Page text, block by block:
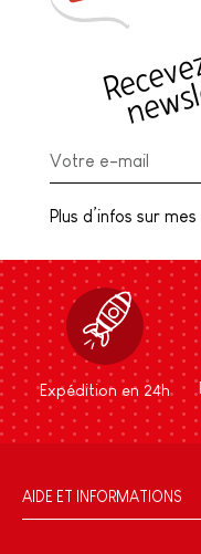
Plus d’infos sur
Expédition en 24h
AIDE ET INFORMATIONS